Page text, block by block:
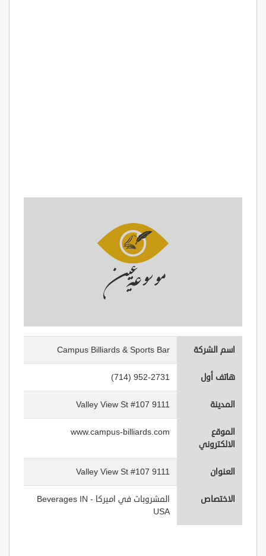
اسم الشركة Campus Billiards & Sports Bar
هاتف أول (714) 952-2731
المدينة 9111 Valley View St #107
الموقع
الالكتروني
www.campus-billiards.com
العنوان 9111 Valley View St #107
الاختصاص
المشروبات في اميركا - Beverages IN
USA